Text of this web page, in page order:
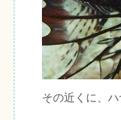
その近くに、